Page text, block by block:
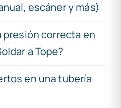
escáner y más)
presión correcta en
a Tope?
en una tubería